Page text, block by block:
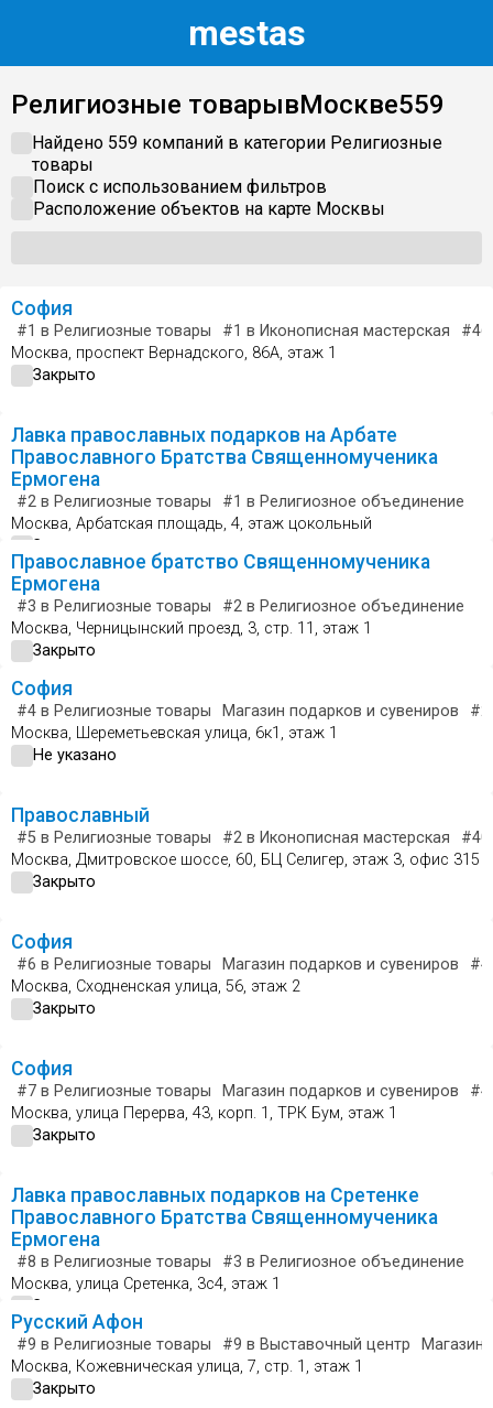
mestas
Религиозные товарывМоскве559
Найдено 559 компаний в категории Религиозные
товары
Поиск с использованием фильтров
Расположение объектов на карте Москвы
София
#1 в Религиозные товары #1 в Иконописная мастерская #46
Москва, проспект Вернадского, 86А, этаж 1
Закрыто
Лавка православных подарков на Арбате
Православного Братства Священномученика
Ермогена
#2 в Религиозные товары #1 в Религиозное объединение
Москва, Арбатская площадь, 4, этаж цокольный
Закрыто
Православное братство Священномученика
Ермогена
#3 в Религиозные товары #2 в Религиозное объединение
Москва, Черницынский проезд, 3, стр. 11, этаж 1
Закрыто
София
#4 в Религиозные товары Магазин подарков и сувениров
Москва, Шереметьевская улица, 6к1, этаж 1
Не указано
Православный
#5 в Религиозные товары #2 в Иконописная мастерская #40
Москва, Дмитровское шоссе, 60, БЦ Селигер, этаж 3, офис 315
Закрыто
София
#6 в Религиозные товары Магазин подарков и сувениров
Москва, Сходненская улица, 56, этаж 2
Закрыто
София
#7 в Религиозные товары Магазин подарков и сувениров
Москва, улица Перерва, 43, корп. 1, ТРК Бум, этаж 1
Закрыто
Лавка православных подарков на Сретенке
Православного Братства Священномученика
Ермогена
#8 в Религиозные товары #3 в Религиозное объединение
Москва, улица Сретенка, 3с4, этаж 1
Закрыто
Русский Афон
#9 в Религиозные товары #9 в Выставочный центр
Магазин
Москва, Кожевническая улица, 7, стр. 1, этаж 1
Закрыто